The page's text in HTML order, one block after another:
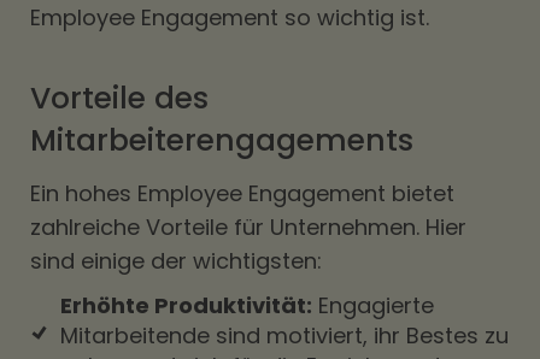
Employee Engagement so wichtig ist.
Vorteile des
Mitarbeiterengagements
Ein hohes Employee Engagement bietet
zahlreiche Vorteile für Unternehmen. Hier
sind einige der wichtigsten:
Erhöhte Produktivität: Engagierte
Mitarbeitende sind motiviert, ihr Bestes zu